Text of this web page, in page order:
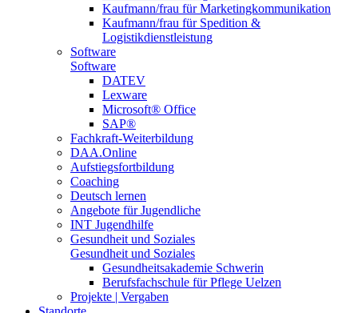
Kaufmann/frau für Marketingkommunikation
Kaufmann/frau für Spedition &
Logistikdienstleistung
Software
Software
DATEV
Lexware
Microsoft® Office
SAP®
Fachkraft-Weiterbildung
DAA.Online
Aufstiegsfortbildung
Coaching
Deutsch lernen
Angebote für Jugendliche
INT Jugendhilfe
Gesundheit und Soziales
Gesundheit und Soziales
Gesundheitsakademie Schwerin
Berufsfachschule für Pflege Uelzen
Projekte | Vergaben